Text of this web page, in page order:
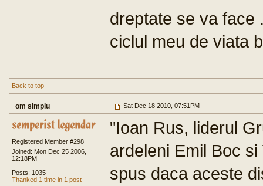
dreptate se va face
ciclul meu de viata
Back to top
om simplu Sat Dec 18 2010, 07:51PM
Registered Member #298
Joined: Mon Dec 25 2006,
12:18PM
Posts: 1035
Thanked 1 time in 1 post
"Ioan Rus, liderul
ardeleni Emil Boc
spus daca aceste